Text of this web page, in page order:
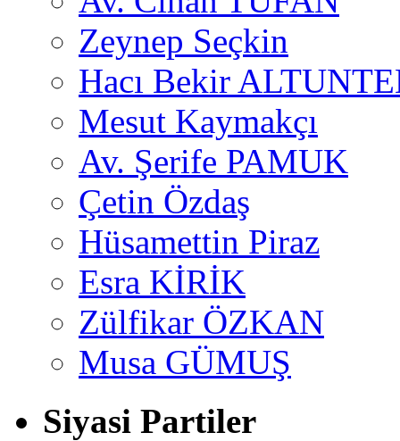
Zeynep Seçkin
Hacı Bekir
Mesut Kaymakçı
Av. Şerife PAMUK
Çetin Özdaş
Hüsamettin Piraz
Esra KİRİK
Zülfikar ÖZKAN
Musa GÜMUŞ
Siyasi Partiler